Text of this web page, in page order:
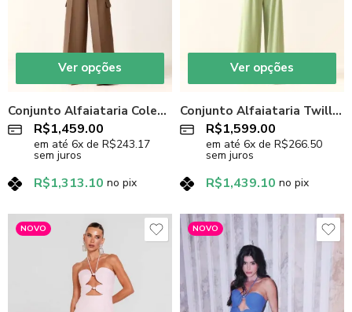
Ver opções
Conjunto Alfaiataria Colete e Calça Camel
R$1,459.00
em até 6x de R$243.17
sem juros
R$1,313.10 no pix
Ver opções
Conjunto Alfaiataria Twill Verde
R$1,599.00
em até 6x de R$266.50
sem juros
R$1,439.10 no pix
NOVO NOVO